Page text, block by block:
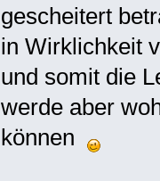
gescheitert
in Wirklichkeit
und somit die
werde aber
können